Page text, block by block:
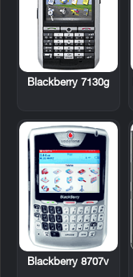
Blackberry 7130g
Blackberry 8707v